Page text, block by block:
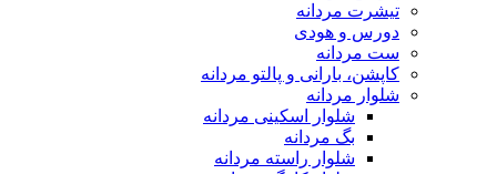
تیشرت مردانه
دورس و هودی
ست مردانه
کاپشن، بارانی و پالتو مردانه
شلوار مردانه
شلوار اسکینی مردانه
بگ مردانه
شلوار راسته مردانه